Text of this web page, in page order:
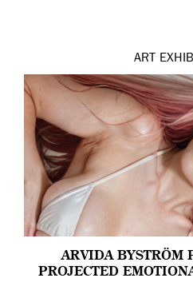
ART
ARVIDA BYSTRÖM
PROJECTED